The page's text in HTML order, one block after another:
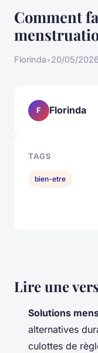
Comment
Florinda•20/05/
Lire une
Solutions
alternatives
culottes de
F Florinda
TAGS
bien-etre